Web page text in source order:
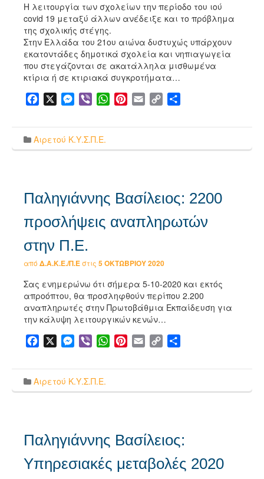
Η λειτουργία των σχολείων την περίοδο του ιού
covid 19 μεταξύ άλλων ανέδειξε και το πρόβλημα
της σχολικής στέγης.
Στην Ελλάδα του 21ου αιώνα δυστυχώς υπάρχουν
εκατοντάδες δημοτικά σχολεία και νηπιαγωγεία
που στεγάζονται σε ακατάλληλα μισθωμένα
κτίρια ή σε κτιριακά συγκροτήματα…
Facebook Messenger
Viber WhatsApp
Pinterest
Email Copy
Αιρετού Κ.Υ.Σ.Π.Ε.
Παληγιάννης Βασίλειος: 2200
προσλήψεις αναπληρωτών
στην Π.Ε.
από Δ.Α.Κ.Ε./Π.Εστις 5 ΟΚΤΩΒΡΊΟΥ 2020
Σας ενημερώνω ότι σήμερα 5-10-2020 και εκτός
απροόπτου, θα προσληφθούν περίπου 2.200
αναπληρωτές στην Πρωτοβάθμια Εκπαίδευση για
την κάλυψη λειτουργικών κενών…
Facebook Messenger
Viber WhatsApp
Pinterest
Email Copy
Αιρετού Κ.Υ.Σ.Π.Ε.
Παληγιάννης Βασίλειος:
Υπηρεσιακές μεταβολές 2020